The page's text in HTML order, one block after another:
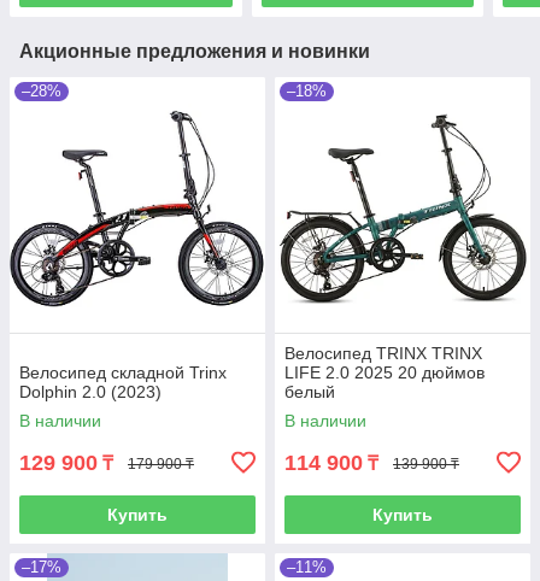
Акционные предложения и новинки
–28%
Велосипед складной Trinx
Dolphin 2.0 (2023)
В наличии
129 900 ₸ 179 900 ₸
Купить
–18%
Велосипед TRINX TRINX
LIFE 2.0 2025 20 дюймов
белый
В наличии
114 900 ₸ 139 900 ₸
Купить
–17% –11%